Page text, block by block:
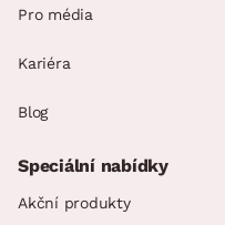
Pro média
Kariéra
Blog
Speciální nabídky
Akční produkty